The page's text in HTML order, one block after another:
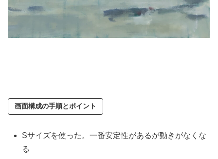
画面構成の手順とポイント
Sサイズを使った。一番安定性があるが動きがなくな
る